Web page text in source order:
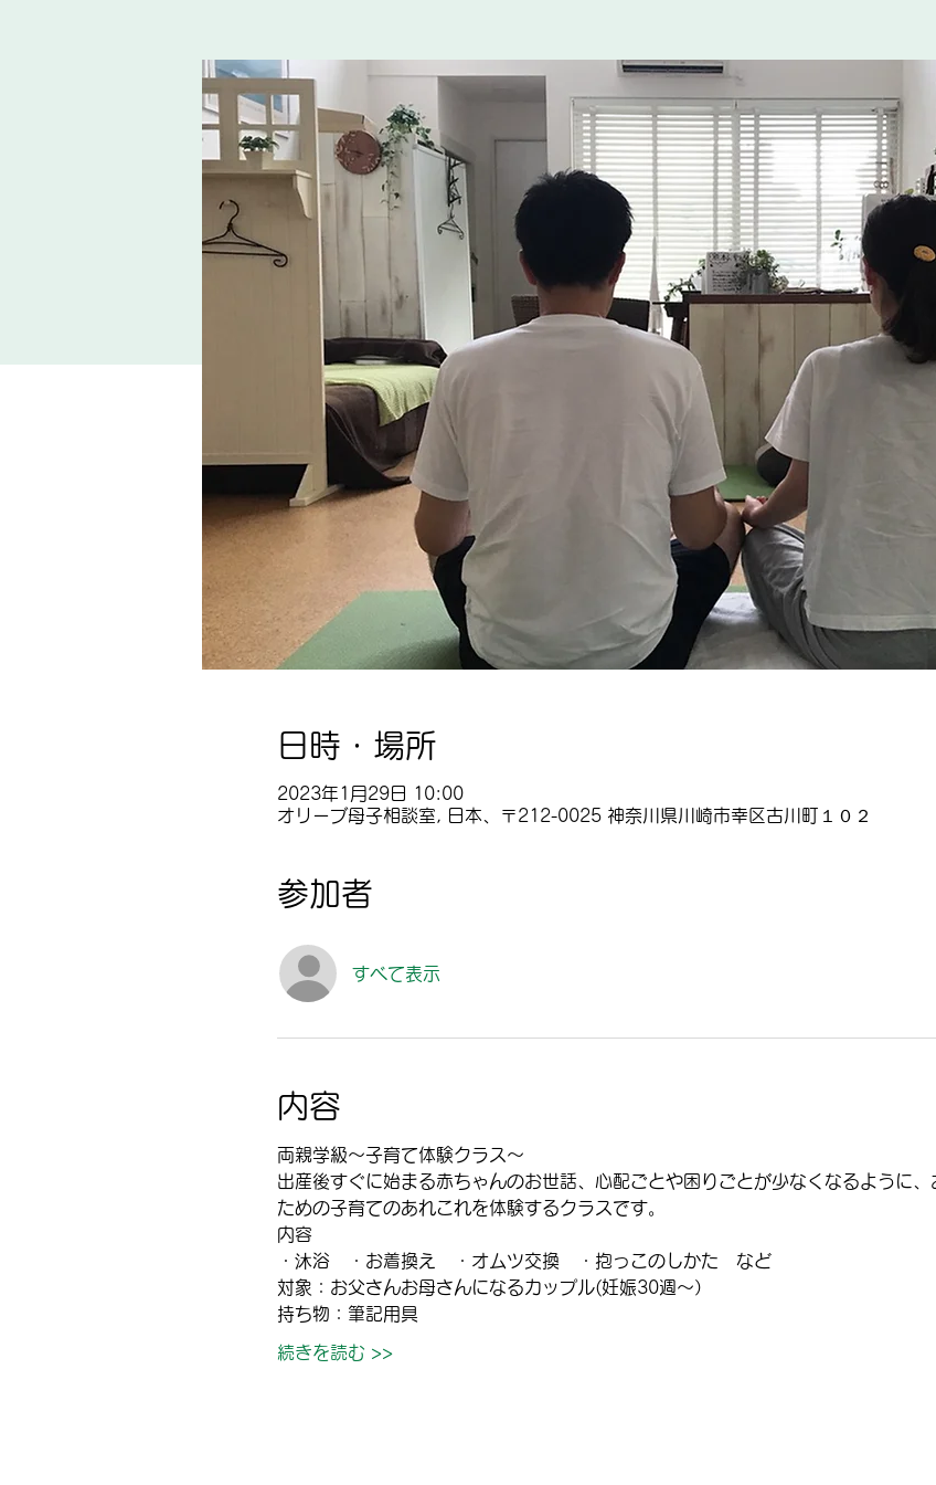
日時・場所
2023年1月29日 10:00
オリーブ母子相談室, 日本、〒212-0025 神奈川県川崎市幸区古川町１０２
参加者
すべて表示
内容
両親学級～子育て体験クラス～
出産後すぐに始まる赤ちゃんのお世話、心配ごとや困りごとが少なくなるように
ための子育てのあれこれを体験するクラスです。
内容
・沐浴　・お着換え　・オムツ交換　・抱っこのしかた　など
対象：お父さんお母さんになるカップル(妊娠30週～）
持ち物：筆記用具
続きを読む >>